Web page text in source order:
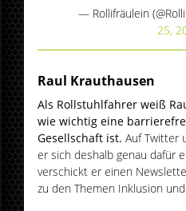
— Rollifräulein
25,
Raul Krauthausen
Als Rollstuhlfahrer weiß
wie wichtig eine
Gesellschaft ist. Auf Twitter
er sich deshalb genau dafür
verschickt er einen
zu den Themen Inklusion